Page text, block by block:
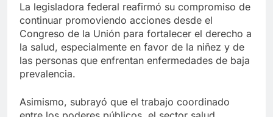
La legisladora federal reafirmó su compromiso de
continuar promoviendo acciones desde el
Congreso de la Unión para fortalecer el derecho a
la salud, especialmente en favor de la niñez y de
las personas que enfrentan enfermedades de baja
prevalencia.
Asimismo, subrayó que el trabajo coordinado